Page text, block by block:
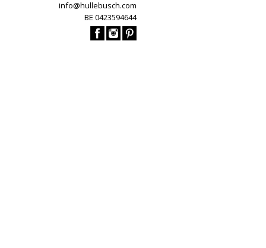
info@hullebusch.com
BE 0423594644